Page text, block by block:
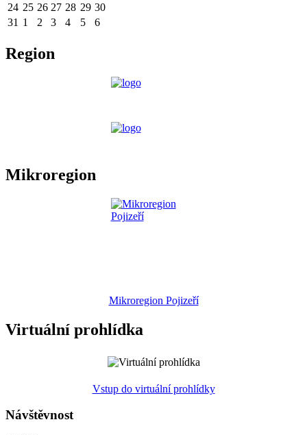
24 25 26 27 28 29 30
31 1 2 3 4 5 6
Region
Mikroregion
Mikroregion Pojizeří
Virtuální prohlídka
Vstup do virtuální prohlídky
Návštěvnost